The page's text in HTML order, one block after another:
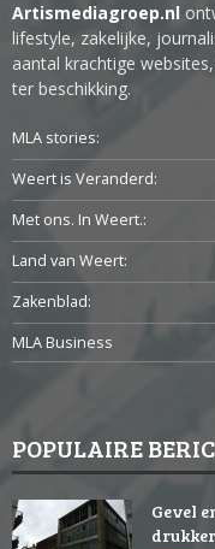
Artismediagroep.nl
lifestyle, zakelijke,
aantal krachtige
ter beschikking.
MLA stories:
Weert is Veranderd:
Met ons. In Weert.:
Land van Weert:
Zakenblad:
MLA Business
POPULAIRE
Gevel